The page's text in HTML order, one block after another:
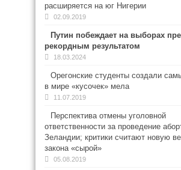
расширяется на юг Нигерии
02.09.2019
Путин побеждает на выборах
рекордным результатом
18.03.2024
Орегонские студенты создали
в мире «кусочек» мела
11.07.2019
Перспектива отмены уголовной
ответственности за проведение
Зеландии; критики считают новую
закона «сырой»
05.08.2019